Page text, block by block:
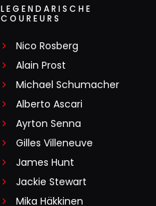
LEGENDARISCHE
COUREURS
Nico Rosberg
Alain Prost
Michael Schumacher
Alberto Ascari
Ayrton Senna
Gilles Villeneuve
James Hunt
Jackie Stewart
Mika Häkkinen